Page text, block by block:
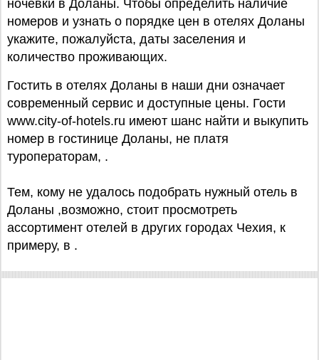
ночевки в Доланы. Чтобы определить наличие
номеров и узнать о порядке цен в отелях Доланы
укажите, пожалуйста, даты заселения и
количество проживающих.
Гостить в отелях Доланы в наши дни означает
современный сервис и доступные цены. Гости
www.city-of-hotels.ru имеют шанс найти и выкупить
номер в гостинице Доланы, не платя
туроператорам, .
Тем, кому не удалось подобрать нужный отель в
Доланы ,возможно, стоит просмотреть
ассортимент отелей в других городах Чехия, к
примеру, в .